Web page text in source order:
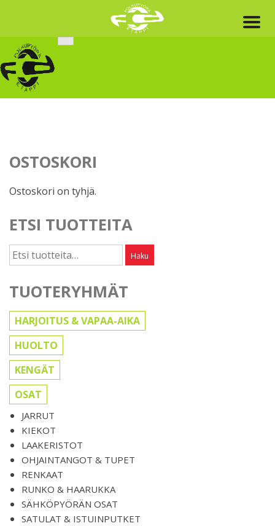
content
OSTOSKORI
Ostoskori on tyhjä.
ETSI TUOTTEITA
Etsi: Haku
TUOTERYHMÄT
HARJOITUS & VAPAA-AIKA
HUOLTO
KENGÄT
OSAT
JARRUT
KIEKOT
LAAKERISTOT
OHJAINTANGOT & TUPET
RENKAAT
RUNKO & HAARUKKA
SÄHKÖPYÖRÄN OSAT
SATULAT & ISTUINPUTKET